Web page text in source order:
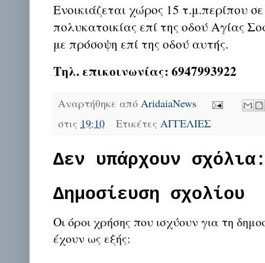
Ενοικιάζεται χώρος 15 τ.μ.περίπου
πολυκατοικίας επί της οδού Αγίας
με πρόσοψη επί της οδού αυτής.
Τηλ. επικοινωνίας: 6947993922
Αναρτήθηκε από AridaiaNews
στις 19:10 ΕτικέτεςΑΓΓΕΛΙΕΣ
Δεν υπάρχουν
Δημοσίευση σχολίου
Οι όροι χρήσης που ισχύουν για τη
έχουν ως εξής: